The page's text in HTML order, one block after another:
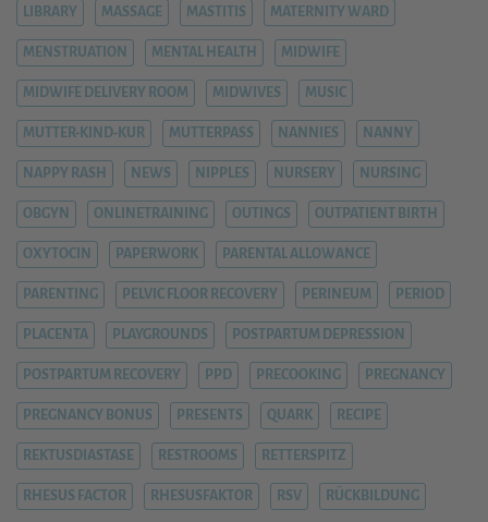
LIBRARY MASSAGE MASTITIS MATERNITY WARD
MENSTRUATION MENTAL HEALTH MIDWIFE
MIDWIFE DELIVERY ROOM MIDWIVES MUSIC
MUTTER-KIND-KUR MUTTERPASS NANNIES NANNY
NAPPY RASH NEWS NIPPLES NURSERY NURSING
OBGYN ONLINETRAINING OUTINGS OUTPATIENT BIRTH
OXYTOCIN PAPERWORK PARENTAL ALLOWANCE
PARENTING PELVIC FLOOR RECOVERY PERINEUM PERIOD
PLACENTA PLAYGROUNDS POSTPARTUM DEPRESSION
POSTPARTUM RECOVERY PPD PRECOOKING PREGNANCY
PREGNANCY BONUS PRESENTS QUARK RECIPE
REKTUSDIASTASE RESTROOMS RETTERSPITZ
RHESUS FACTOR RHESUSFAKTOR RSV RÜCKBILDUNG